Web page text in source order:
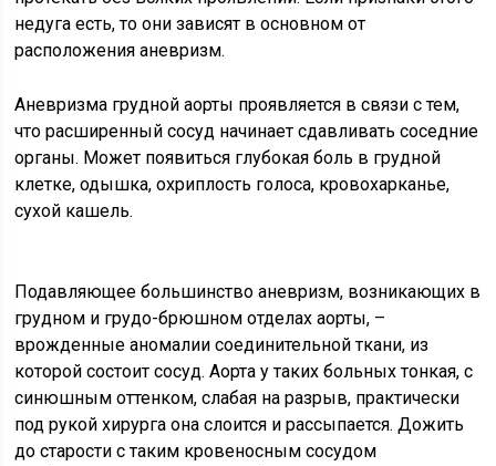
недуга есть, то они зависят в основном от
расположения аневризм.
Аневризма грудной аорты проявляется в связи с тем,
что расширенный сосуд начинает сдавливать соседние
органы. Может появиться глубокая боль в грудной
клетке, одышка, охриплость голоса, кровохарканье,
сухой кашель.
Подавляющее большинство аневризм, возникающих в
грудном и грудо-брюшном отделах аорты, –
врожденные аномалии соединительной ткани, из
которой состоит сосуд. Аорта у таких больных тонкая, с
синюшным оттенком, слабая на разрыв, практически
под рукой хирурга она слоится и рассыпается. Дожить
до старости с таким кровеносным сосудом